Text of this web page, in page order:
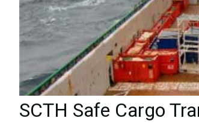
SCTH Safe Cargo